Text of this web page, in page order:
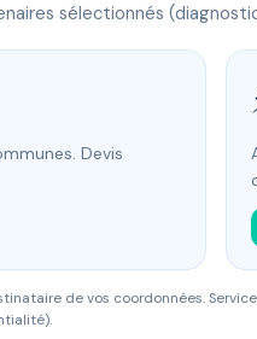
sélectionnés
Devis
de vos coordonnées.